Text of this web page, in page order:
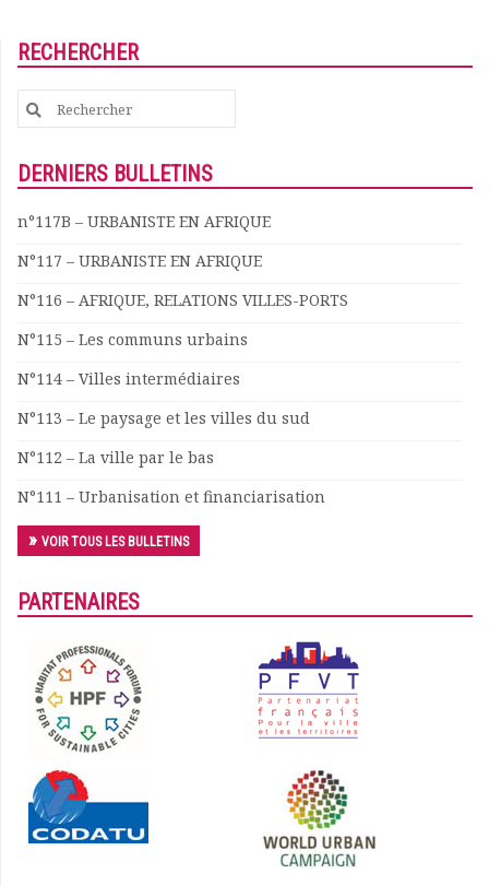
RECHERCHER
Search
for:
DERNIERS BULLETINS
n°117B – URBANISTE EN AFRIQUE
N°117 – URBANISTE EN AFRIQUE
N°116 – AFRIQUE, RELATIONS VILLES-PORTS
N°115 – Les communs urbains
N°114 – Villes intermédiaires
N°113 – Le paysage et les villes du sud
N°112 – La ville par le bas
N°111 – Urbanisation et financiarisation
VOIR TOUS LES BULLETINS
PARTENAIRES